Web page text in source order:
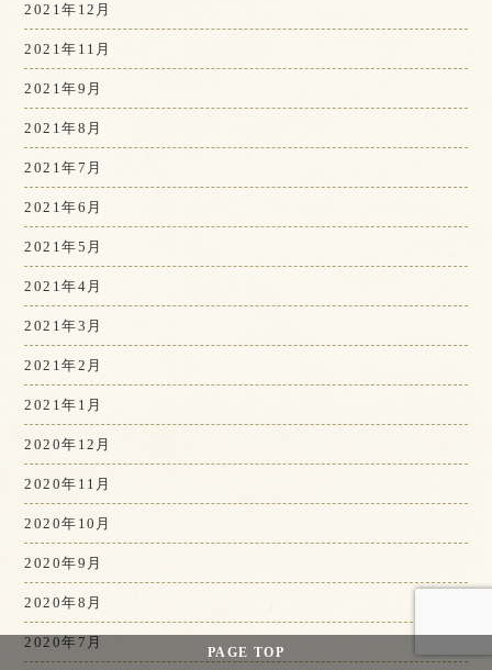
PAGE TOP
2021年12月
2021年11月
2021年9月
2021年8月
2021年7月
2021年6月
2021年5月
2021年4月
2021年3月
2021年2月
2021年1月
2020年12月
2020年11月
2020年10月
2020年9月
2020年8月
2020年7月